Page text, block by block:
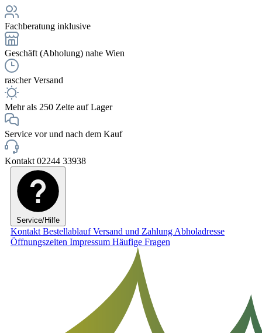
Fachberatung inklusive
Geschäft (Abholung) nahe Wien
rascher Versand
Mehr als 250 Zelte auf Lager
Service vor und nach dem Kauf
Kontakt 02244 33938
Service/Hilfe
Kontakt BestellablaufVersand und Zahlung Abholadresse
Öffnungszeiten Impressum Häufige Fragen